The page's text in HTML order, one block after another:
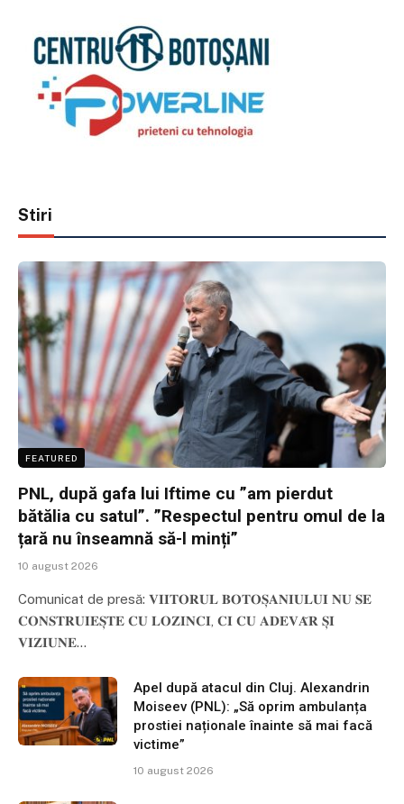
Stiri
FEATURED
PNL, după gafa lui Iftime cu ”am pierdut
bătălia cu satul”. ”Respectul pentru omul de la
țară nu înseamnă să-l minți”
10 august 2026
Comunicat de presă: 𝐕𝐈𝐈𝐓𝐎𝐑𝐔𝐋 𝐁𝐎𝐓𝐎𝐒̦𝐀𝐍𝐈𝐔𝐋𝐔𝐈 𝐍𝐔 𝐒𝐄
𝐂𝐎𝐍𝐒𝐓𝐑𝐔𝐈𝐄𝐒̦𝐓𝐄 𝐂𝐔 𝐋𝐎𝐙𝐈𝐍𝐂𝐈, 𝐂𝐈 𝐂𝐔 𝐀𝐃𝐄𝐕𝐀̆𝐑 𝐒̦𝐈
𝐕𝐈𝐙𝐈𝐔𝐍𝐄…
Apel după atacul din Cluj. Alexandrin
Moiseev (PNL): „Să oprim ambulanța
prostiei naționale înainte să mai facă
victime”
10 august 2026